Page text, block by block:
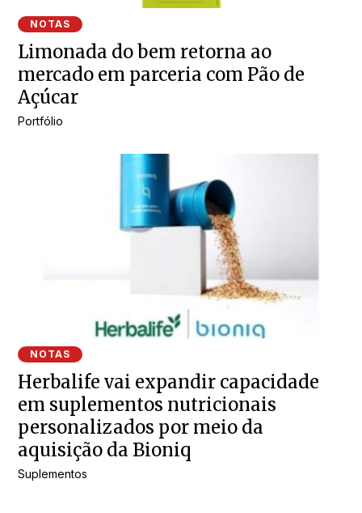
NOTAS
Limonada do bem retorna ao
mercado em parceria com Pão de
Açúcar
Portfólio
NOTAS
Herbalife vai expandir capacidade
em suplementos nutricionais
personalizados por meio da
aquisição da Bioniq
Suplementos